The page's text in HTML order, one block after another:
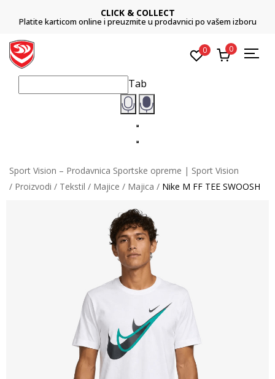
CLICK & COLLECT
Platite karticom online i preuzmite u prodavnici po vašem izboru
0 0
Tab
Sport Vision – Prodavnica Sportske opreme | Sport Vision
Proizvodi
Tekstil Majice Majica Nike M FF TEE SWOOSH